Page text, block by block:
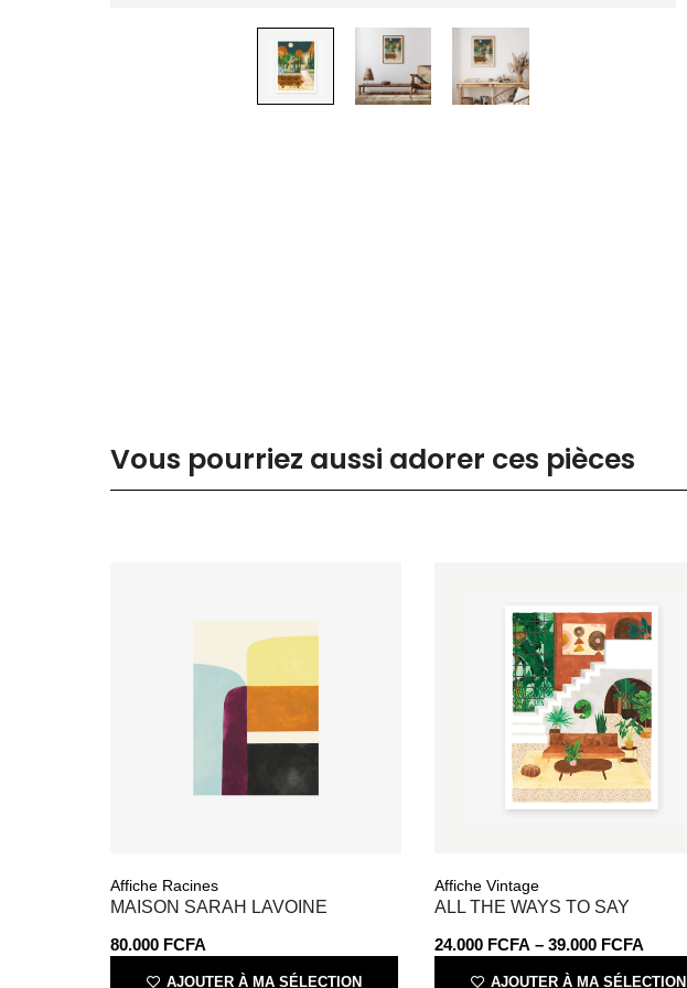
Vous pourriez aussi adorer ces pièces
Affiche Racines
MAISON SARAH LAVOINE
80.000 FCFA
AJOUTER À MA SÉLECTION
Affiche Vintage
ALL THE WAYS TO SAY
24.000 FCFA – 39.000 FCFA
AJOUTER À MA SÉLECTION